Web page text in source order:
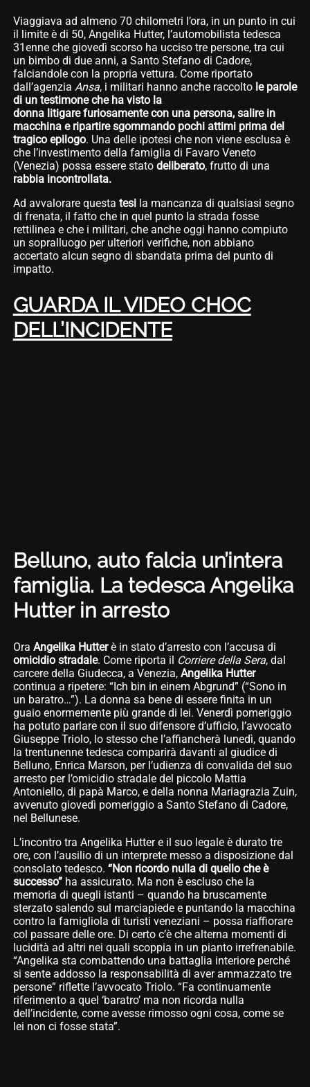
Viaggiava ad almeno 70 chilometri l’ora, in un punto in cui
il limite è di 50, Angelika Hutter, l’automobilista tedesca
31enne che giovedì scorso ha ucciso tre persone, tra cui
un bimbo di due anni, a Santo Stefano di Cadore,
falciandole con la propria vettura. Come riportato
dall’agenzia Ansa, i militari hanno anche raccolto le parole
di un testimone che ha visto la
donna litigare furiosamente con una persona, salire in
macchina e ripartire sgommando pochi attimi prima del
tragico epilogo. Una delle ipotesi che non viene esclusa è
che l’investimento della famiglia di Favaro Veneto
(Venezia) possa essere stato deliberato, frutto di una
rabbia incontrollata.
Ad avvalorare questa tesi la mancanza di qualsiasi segno
di frenata, il fatto che in quel punto la strada fosse
rettilinea e che i militari, che anche oggi hanno compiuto
un sopralluogo per ulteriori verifiche, non abbiano
accertato alcun segno di sbandata prima del punto di
impatto.
GUARDA IL VIDEO CHOC
DELL’INCIDENTE
Belluno, auto falcia un’intera
famiglia. La tedesca Angelika
Hutter in arresto
Ora Angelika Hutterè in stato d’arresto con l’accusa di
omicidio stradale. Come riporta il Corriere della Sera, dal
carcere della Giudecca, a Venezia, Angelika Hutter
continua a ripetere: “Ich bin in einem Abgrund” (“Sono in
un baratro…”). La donna sa bene di essere finita in un
guaio enormemente più grande di lei. Venerdì pomeriggio
ha potuto parlare con il suo difensore d’ufficio, l’avvocato
Giuseppe Triolo, lo stesso che l’affiancherà lunedì, quando
la trentunenne tedesca comparirà davanti al giudice di
Belluno, Enrica Marson, per l’udienza di convalida del suo
arresto per l’omicidio stradale del piccolo Mattia
Antoniello, di papà Marco, e della nonna Mariagrazia Zuin,
avvenuto giovedì pomeriggio a Santo Stefano di Cadore,
nel Bellunese.
L’incontro tra Angelika Hutter e il suo legale è durato tre
ore, con l’ausilio di un interprete messo a disposizione dal
consolato tedesco. “Non ricordo nulla di quello che è
successo”ha assicurato. Ma non è escluso che la
memoria di quegli istanti – quando ha bruscamente
sterzato salendo sul marciapiede e puntando la macchina
contro la famigliola di turisti veneziani – possa riaffiorare
col passare delle ore. Di certo c’è che alterna momenti di
lucidità ad altri nei quali scoppia in un pianto irrefrenabile.
“Angelika sta combattendo una battaglia interiore perché
si sente addosso la responsabilità di aver ammazzato tre
persone” riflette l’avvocato Triolo. “Fa continuamente
riferimento a quel ‘baratro’ ma non ricorda nulla
dell’incidente, come avesse rimosso ogni cosa, come se
lei non ci fosse stata”.